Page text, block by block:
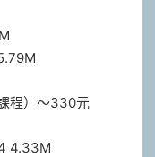
程）～330元
4.33M